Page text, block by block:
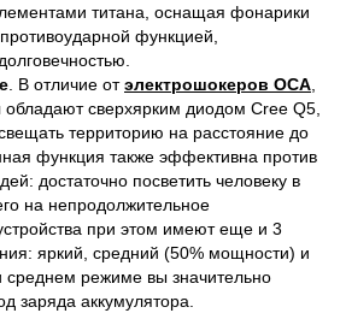
титана, оснащая фонарики
функцией,
. В отличие отэлектрошокеров ОСА
сверхярким диодом Cree Q5,
территорию на расстояние до
функция также эффективна против
достаточно посветить человеку в
на непродолжительное
при этом имеют еще и 3
яркий, средний (50% мощности) и
среднем режиме вы значительно
заряда аккумулятора.